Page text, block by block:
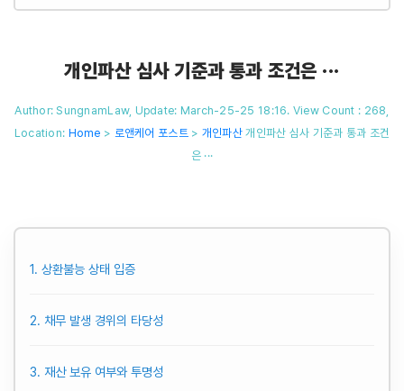
개인파산 심사 기준과 통과 조건은 ···
Author: SungnamLaw, Update: March-25-25 18:16. View Count : 268,
Location: Home > 로앤케어 포스트 > 개인파산개인파산 심사 기준과 통과 조건
은 ···
1. 상환불능 상태 입증
2. 채무 발생 경위의 타당성
3. 재산 보유 여부와 투명성